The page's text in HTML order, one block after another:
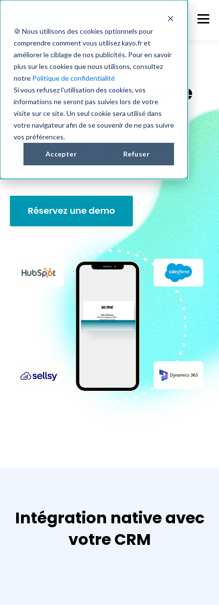
🍪 Nous utilisons des cookies optionnels pour
comprendre comment vous utilisez kayo.fr et
améliorer le ciblage de nos publicités. Pour en savoir
plus sur les cookies que nous utilisons, consultez
notre Politique de confidentialité
Si vous refusez l'utilisation des cookies, vos
informations ne seront pas suivies lors de votre
visite sur ce site. Un seul cookie sera utilisé dans
votre navigateur afin de se souvenir de ne pas suivre
vos préférences.
Accepter Refuser
Intégration simple
à votre CRM
Synchronisez automatiquement vos leads
Intégration native avec
votre CRM